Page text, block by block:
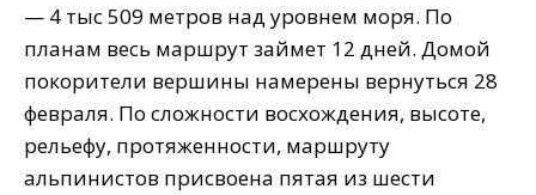
— 4 тыс 509 метров над уровнем моря. По
планам весь маршрут займет 12 дней. Домой
покорители вершины намерены вернуться 28
февраля. По сложности восхождения, высоте,
рельефу, протяженности, маршруту
альпинистов присвоена пятая из шести